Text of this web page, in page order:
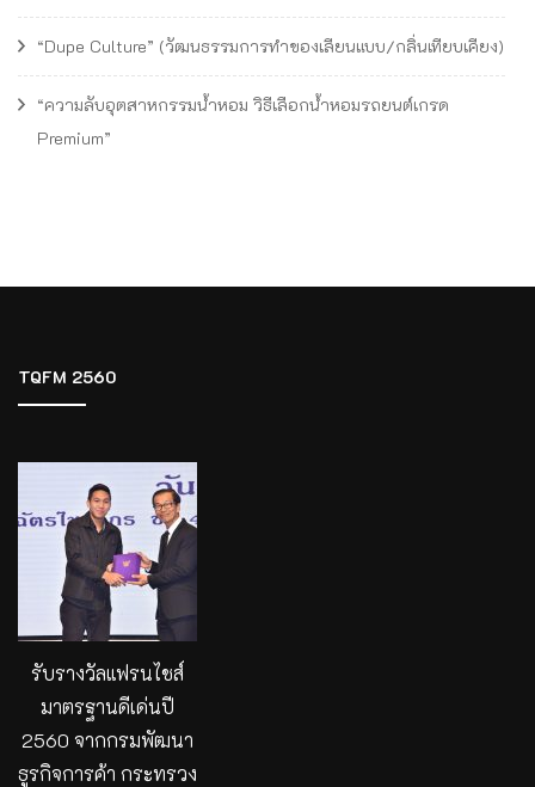
“Dupe Culture” (วัฒนธรรมการทำของเลียนแบบ/กลิ่นเทียบเคียง)
“ความลับอุตสาหกรรมน้ำหอม วิธีเลือกน้ำหอมรถยนต์เกรด
Premium”
TQFM 2560
รับรางวัลแฟรนไชส์
มาตรฐานดีเด่นปี
2560 จากกรมพัฒนา
ธูรกิจการค้า กระทรวง